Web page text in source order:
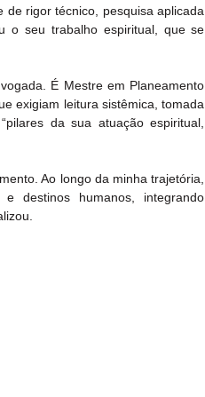
rigor técnico, pesquisa aplicada
o seu trabalho espiritual, que se
É Mestre em Planeamento
exigiam leitura sistêmica, tomada
da sua atuação espiritual,
Ao longo da minha trajetória,
destinos humanos, integrando